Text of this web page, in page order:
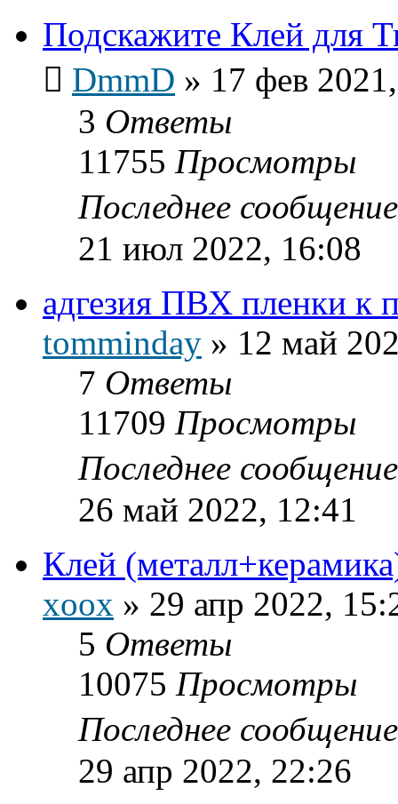
Подскажите Клей для
DmmD » 17 фев
3 Ответы
11755 Просмотры
Последнее
21 июл 2022, 16:08
адгезия ПВХ пленки к
tomminday » 12 май
7 Ответы
11709 Просмотры
Последнее
26 май 2022, 12:41
Клей
xoox » 29 апр 2022,
5 Ответы
10075 Просмотры
Последнее
29 апр 2022, 22:26